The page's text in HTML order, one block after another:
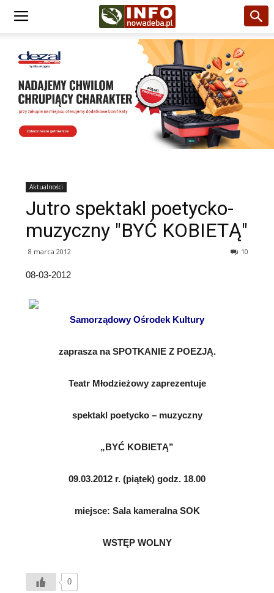
Aktualności
Jutro spektakl poetycko-
muzyczny "BYĆ KOBIETĄ"
8 marca 2012 10
08-03-2012
Samorządowy Ośrodek Kultury
zaprasza na SPOTKANIE Z POEZJĄ.
Teatr Młodzieżowy zaprezentuje
spektakl poetycko –muzyczny
„BYĆ KOBIETĄ”
09.03.2012 r. (piątek) godz. 18.00
miejsce: Sala kameralna SOK
WSTĘP WOLNY
0